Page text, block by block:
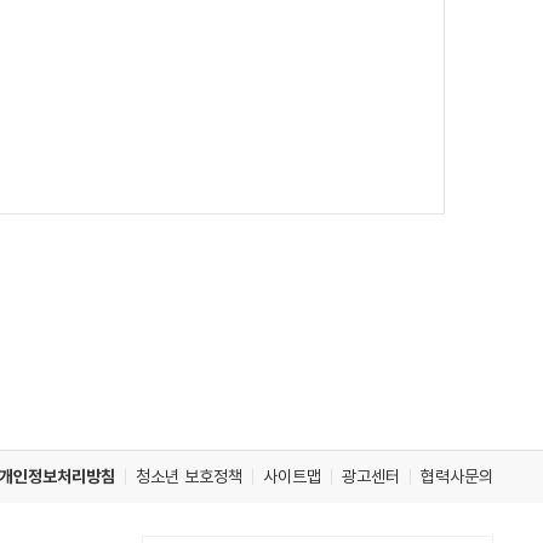
개인정보처리방침 청소년 보호정책 사이트맵 광고센터 협력사문의